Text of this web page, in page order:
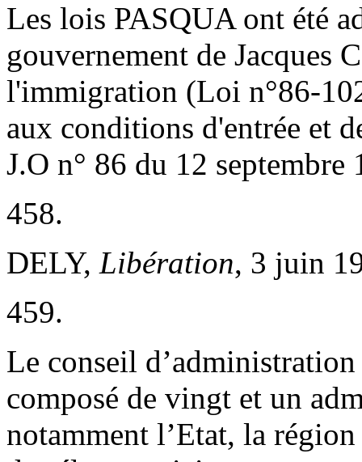
Les lois PASQUA ont été
gouvernement de Jacques
l'immigration (Loi n°86-
aux conditions d'entrée et
J.O n° 86 du 12 septembre
458.
DELY, Libération, 3 juin
459.
Le conseil
composé de vingt et un
notamment l’Etat, la